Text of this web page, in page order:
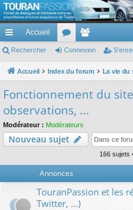
TouranPassion
Le forum des propriétaires ou futurs
cc
ès
pi
de
Accueil
or
u
e
m
Rechercher Connexion
Accueil Index du forum La vie du
Fonctionnement du
observations, ...
Modérateur : Modérateurs
Nouveau sujet
166 sujets
Annonces
TouranPassion et les
Twitter, ...)